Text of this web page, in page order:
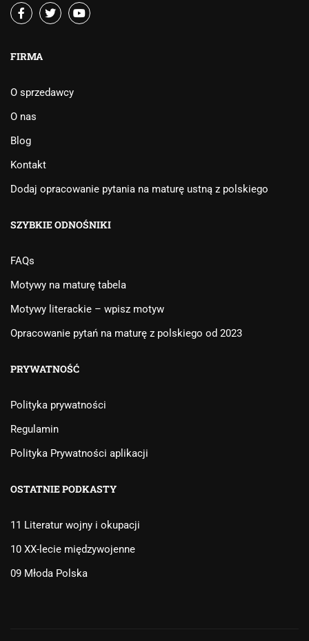
FIRMA
O sprzedawcy
O nas
Blog
Kontakt
Dodaj opracowanie pytania na maturę ustną z polskiego
SZYBKIE ODNOŚNIKI
FAQs
Motywy na maturę tabela
Motywy literackie – wpisz motyw
Opracowanie pytań na maturę z polskiego od 2023
PRYWATNOŚĆ
Polityka prywatności
Regulamin
Polityka Prywatności aplikacji
OSTATNIE PODKASTY
11 Literatur wojny i okupacji
10 XX-lecie międzywojenne
09 Młoda Polska